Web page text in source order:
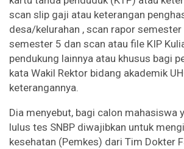
scan slip gaji atau keterangan
desa/kelurahan , scan rapor
semester 5 dan scan atau file KIP
pendukung lainnya atau khusus bagi
kata Wakil Rektor bidang akademik
keterangannya.
Dia menyebut, bagi calon mahasiswa
lulus tes SNBP diwajibkan untuk
kesehatan (Pemkes) dari Tim Dokter